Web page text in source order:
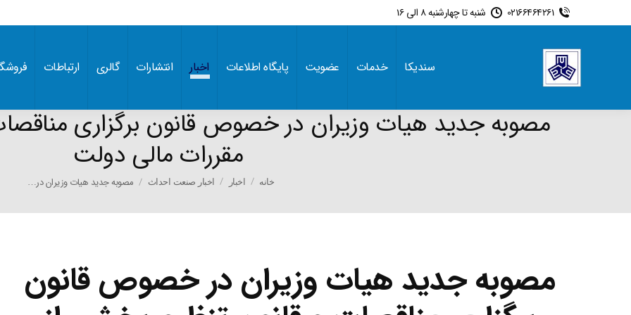
02166464261 شنبه تا چهارشنبه 8 الی 16
سندیکا خدمات عضویت پایگاه اطلاعات اخبار انتشارات گالری ارتباطات
مصوبه جدید هیات وزیران در خصوص قانون برگزاری
مقررات مالی دولت
You are here:
خانه اخبار اخبار صنعت احداث مصوبه جدید هیات وزیران در…
مصوبه جدید هیات وزیران در خصوص قانون